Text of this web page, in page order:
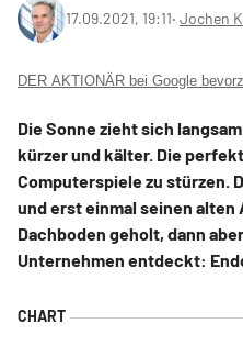
17.09.2021, 19:11‧ Jochen
DER AKTIONÄR bei Google
Die Sonne zieht sich
kürzer und kälter. Die
Computerspiele zu stürzen.
und erst einmal seinen alten
Dachboden geholt, dann
Unternehmen entdeckt: